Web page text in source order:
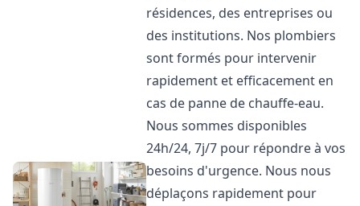
résidences, des entreprises ou
des institutions. Nos plombiers
sont formés pour intervenir
rapidement et efficacement en
cas de panne de chauffe-eau.
Nous sommes disponibles
24h/24, 7j/7 pour répondre à vos
besoins d'urgence. Nous nous
déplaçons rapidement pour